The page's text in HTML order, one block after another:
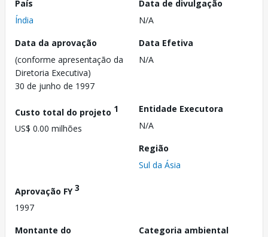
País
Índia
Data de divulgação
N/A
Data da aprovação
(conforme apresentação da
Diretoria Executiva)
30 de junho de 1997
Data Efetiva
N/A
Custo total do projeto 1
US$ 0.00 milhões
Entidade Executora
N/A
Região
Sul da Ásia
Aprovação FY3
1997
Montante do
Categoria ambiental